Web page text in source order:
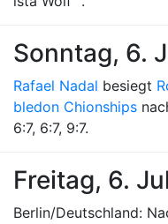
Sonntag, 6.
Rafael Nadal besiegt
bledon Chionships
6:7, 6:7, 9:7.
Freitag, 6.
Berlin/Deutschland: